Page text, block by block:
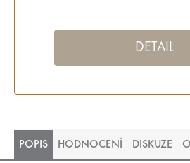
DETAIL
POPIS HODNOCENÍ DISKUZE